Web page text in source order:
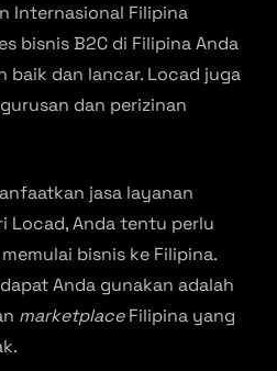
Internasional Filipina
bisnis B2C di Filipina Anda
baik dan lancar. Locad juga
dan perizinan
jasa layanan
Locad, Anda tentu perlu
bisnis ke Filipina.
Anda gunakan adalah
marketplaceFilipina yang